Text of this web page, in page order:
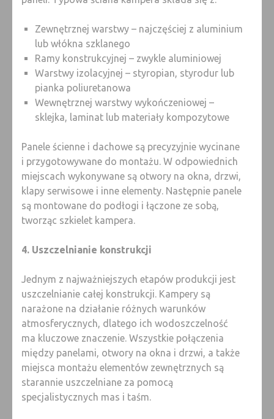
Zewnętrznej warstwy – najczęściej z aluminium
lub włókna szklanego
Ramy konstrukcyjnej – zwykle aluminiowej
Warstwy izolacyjnej – styropian, styrodur lub
pianka poliuretanowa
Wewnętrznej warstwy wykończeniowej –
sklejka, laminat lub materiały kompozytowe
Panele ścienne i dachowe są precyzyjnie wycinane
i przygotowywane do montażu. W odpowiednich
miejscach wykonywane są otwory na okna, drzwi,
klapy serwisowe i inne elementy. Następnie panele
są montowane do podłogi i łączone ze sobą,
tworząc szkielet kampera.
4. Uszczelnianie konstrukcji
Jednym z najważniejszych etapów produkcji jest
uszczelnianie całej konstrukcji. Kampery są
narażone na działanie różnych warunków
atmosferycznych, dlatego ich wodoszczelność
ma kluczowe znaczenie. Wszystkie połączenia
między panelami, otwory na okna i drzwi, a także
miejsca montażu elementów zewnętrznych są
starannie uszczelniane za pomocą
specjalistycznych mas i taśm.